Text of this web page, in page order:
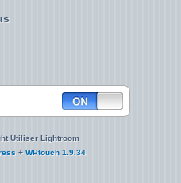
Utiliser Lightroom
+ WPtouch 1.9.34